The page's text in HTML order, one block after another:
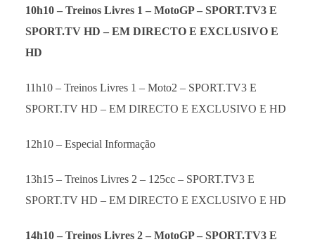
10h10 – Treinos Livres 1 – MotoGP – SPORT.TV3 E
SPORT.TV HD – EM DIRECTO E EXCLUSIVO E
HD
11h10 – Treinos Livres 1 – Moto2 – SPORT.TV3 E
SPORT.TV HD – EM DIRECTO E EXCLUSIVO E HD
12h10 – Especial Informação
13h15 – Treinos Livres 2 – 125cc – SPORT.TV3 E
SPORT.TV HD – EM DIRECTO E EXCLUSIVO E HD
14h10 – Treinos Livres 2 – MotoGP – SPORT.TV3 E